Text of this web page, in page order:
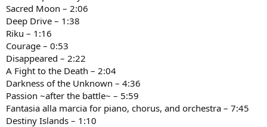
Sacred Moon – 2:06
Deep Drive – 1:38
Riku – 1:16
Courage – 0:53
Disappeared – 2:22
A Fight to the Death – 2:04
Darkness of the Unknown – 4:36
Passion ~after the battle~ – 5:59
Fantasia alla marcia for piano, chorus, and orchestra – 7:45
Destiny Islands – 1:10